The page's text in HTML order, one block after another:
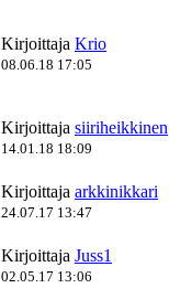
Kirjoittaja Krio
08.06.18 17:05
Kirjoittaja siiriheikkinen
14.01.18 18:09
Kirjoittaja arkkinikkari
24.07.17 13:47
Kirjoittaja Juss1
02.05.17 13:06